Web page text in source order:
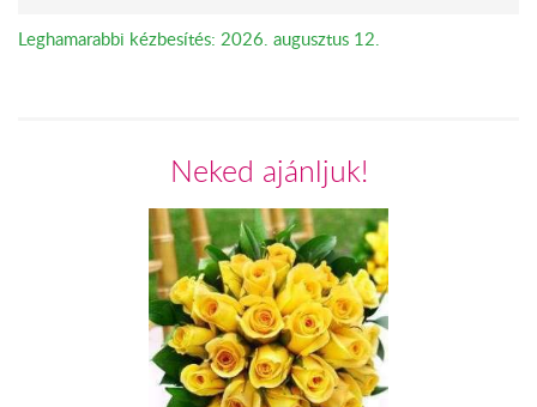
Leghamarabbi kézbesítés: 2026. augusztus 12.
Neked ajánljuk!